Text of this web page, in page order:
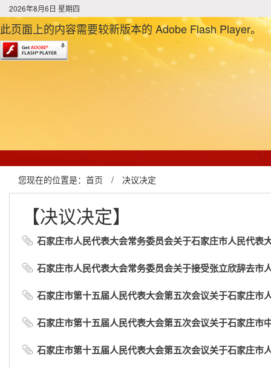
2026年8月6日 星期四
此页面上的内容需要较新版本的 Adobe Flash Player。
您现在的位置是： 首页 / 决议决定
【决议决定】
石家庄市人民代表大会常务委员会关于石家庄市人民代表
石家庄市人民代表大会常务委员会关于接受张立欣辞去市
石家庄市第十五届人民代表大会第五次会议关于石家庄市
石家庄市第十五届人民代表大会第五次会议关于石家庄市
石家庄市第十五届人民代表大会第五次会议关于石家庄市